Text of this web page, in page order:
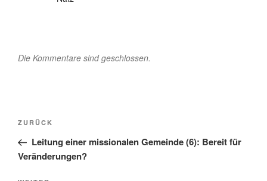
Die Kommentare sind geschlossen.
Beitragsnavigation
Vorheriger
Beitrag
ZURÜCK
Leitung einer missionalen Gemeinde (6): Bereit für
Veränderungen?